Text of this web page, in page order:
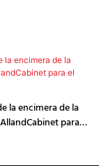
la encimera de la
para el